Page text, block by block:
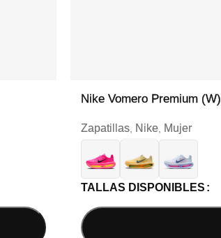
Nike Vomero Premium (W)
Zapatillas, Nike, Mujer
TALLAS DISPONIBLES